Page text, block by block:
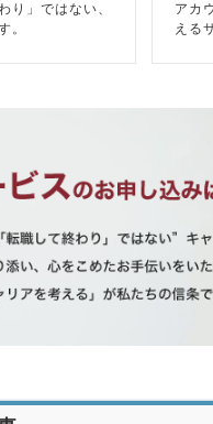
り」ではない、
。
アカ
える